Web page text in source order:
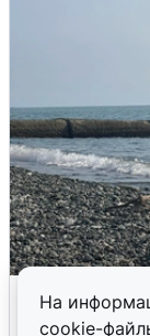
На
cookie-
Сирены в